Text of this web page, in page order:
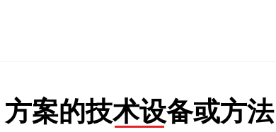
方案的技术设备或方法